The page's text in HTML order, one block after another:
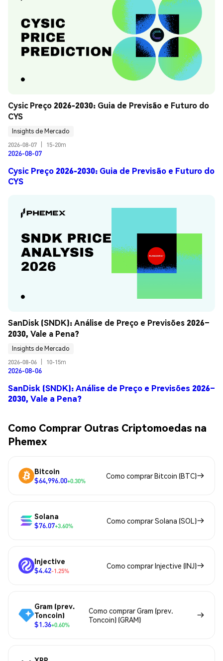
Cysic Preço 2026-2030: Guia de Previsão e Futuro do
CYS
Insights de Mercado
2026-08-07
15-20m
2026-08-07
Cysic Preço 2026-2030: Guia de Previsão e Futuro do
CYS
SanDisk (SNDK): Análise de Preço e Previsões 2026–
2030, Vale a Pena?
Insights de Mercado
2026-08-06
10-15m
2026-08-06
SanDisk (SNDK): Análise de Preço e Previsões 2026–
2030, Vale a Pena?
Como Comprar Outras Criptomoedas na
Phemex
Bitcoin
$64,996.00+0.30%
Como comprar Bitcoin (BTC)
Solana
$76.07+3.60%
Como comprar Solana (SOL)
Injective
$4.42-1.25%
Como comprar Injective (INJ)
Gram (prev.
Toncoin)
$1.36+0.60%
Como comprar Gram (prev.
Toncoin) (GRAM)